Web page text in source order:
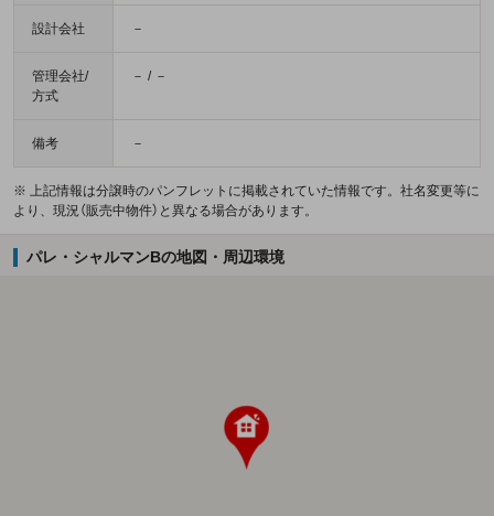
設計会社 －
管理会社/
方式
－ / －
備考 －
※ 上記情報は分譲時のパンフレットに掲載されていた情報です。社名変更等に
より、現況（販売中物件）と異なる場合があります。
パレ・シャルマンBの地図・周辺環境